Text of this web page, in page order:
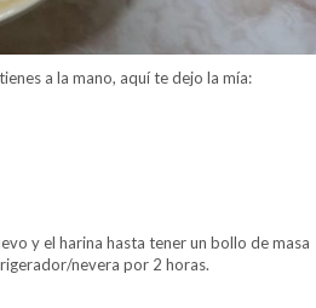
a la mano, aquí te dejo la mía:
y el harina hasta tener un bollo de masa
nevera por 2 horas.